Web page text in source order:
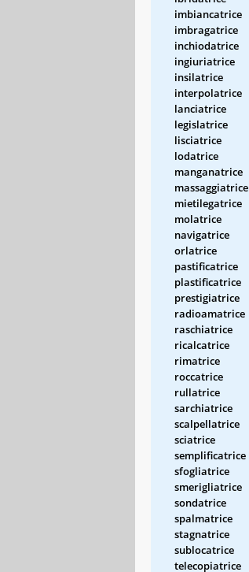
imbiancatrice
imbragatrice
inchiodatrice
ingiuriatrice
insilatrice
interpolatrice
lanciatrice
legislatrice
lisciatrice
lodatrice
manganatrice
massaggiatrice
mietilegatrice
molatrice
navigatrice
orlatrice
pastificatrice
plastificatrice
prestigiatrice
radioamatrice
raschiatrice
ricalcatrice
rimatrice
roccatrice
rullatrice
sarchiatrice
scalpellatrice
sciatrice
semplificatrice
sfogliatrice
smerigliatrice
sondatrice
spalmatrice
stagnatrice
sublocatrice
telecopiatrice